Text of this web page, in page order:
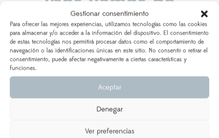
Gestionar consentimiento
Para ofrecer las mejores experiencias, utilizamos tecnologías como las cookies
para almacenar y/o acceder a la información del dispositivo. El consentimiento
de estas tecnologías nos permitirá procesar datos como el comportamiento de
navegación o las identificaciones únicas en este sitio. No consentir o retirar el
consentimiento, puede afectar negativamente a ciertas características y
funciones.
Aceptar
Denegar
Ver preferencias
Fecha del cumple
vacaciones!
DEL 3 AL 21 DE AGOSTO
Los pedidos realizados a partir del 28 de julio
saldrán,
según orden de entrada y tiempo de procesamiento
(indicado en la descripción del producto), a partir del
24 de agosto.
Se priorizarán aquellos realizados con ENVÍO